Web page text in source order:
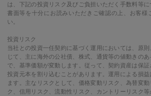
は、下記の投資リスク及びご負担いただく手数料等
書面等を十分にお読みいただきご確認の上、お客様
い。
投資リスク
当社との投資一任契約に基づく運用においては、原
じて、主に海外の公社債、株式、通貨等の値動きの
で、基準価額が変動します。従って、契約資産は保証
投資元本を割り込むことがあります。運用による損
ます。主なリスクとして、価格変動リスク、為替変
ク、信用リスク、流動性リスク、カントリーリスク